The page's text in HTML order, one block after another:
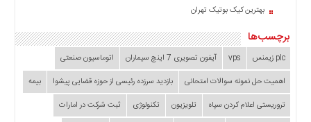
بهترین کیک بوتیک تهران
برچسب‌ها
plc زیمنس vps آیفون تصویری 7 اینچ سیماران
اتوماسیون صنعتی
اهمیت حل نمونه سوالات امتحانی
بازدید سرزده‌ رئیسی از حوزه قضایی ‌پیشوا
بیمه
تروریستی اعلام کردن سپاه
تلویزیون تکنولوژی
ثبت شرکت در امارات